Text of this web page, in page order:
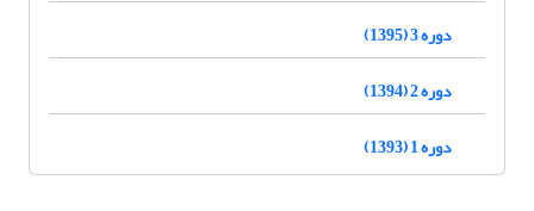
دوره 3 (1395)
دوره 2 (1394)
دوره 1 (1393)